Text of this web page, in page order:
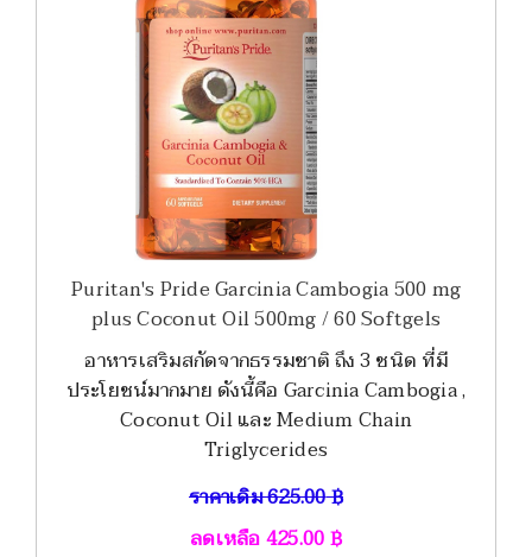
Puritan's Pride Garcinia Cambogia 500 mg
plus Coconut Oil 500mg / 60 Softgels
อาหารเสริมสกัดจากธรรมชาติ ถึง 3 ชนิด ที่มี
ประโยชน์มากมาย ดังนี้คือ Garcinia Cambogia ,
Coconut Oil และ Medium Chain
Triglycerides
ราคาเดิม625.00฿
ลดเหลือ425.00฿